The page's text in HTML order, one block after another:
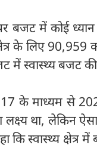
में कोई ध्यान
के लिए 90,959
बजट की
के माध्यम से
था, लेकिन
कि स्वास्थ्य